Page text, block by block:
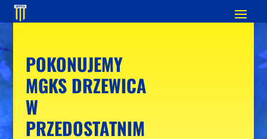
POKONUJEMY
MGKS DRZEWICA
W
PRZEDOSTATNIM